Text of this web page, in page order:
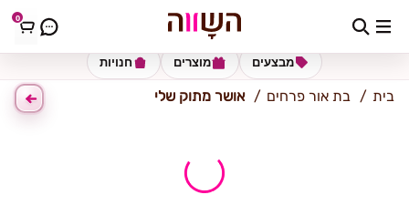
0 כתובת למשלוח הזינו כתובת
חנויות מוצרים מבצעים
בית בת אור פרחים אושר מתוק שלי